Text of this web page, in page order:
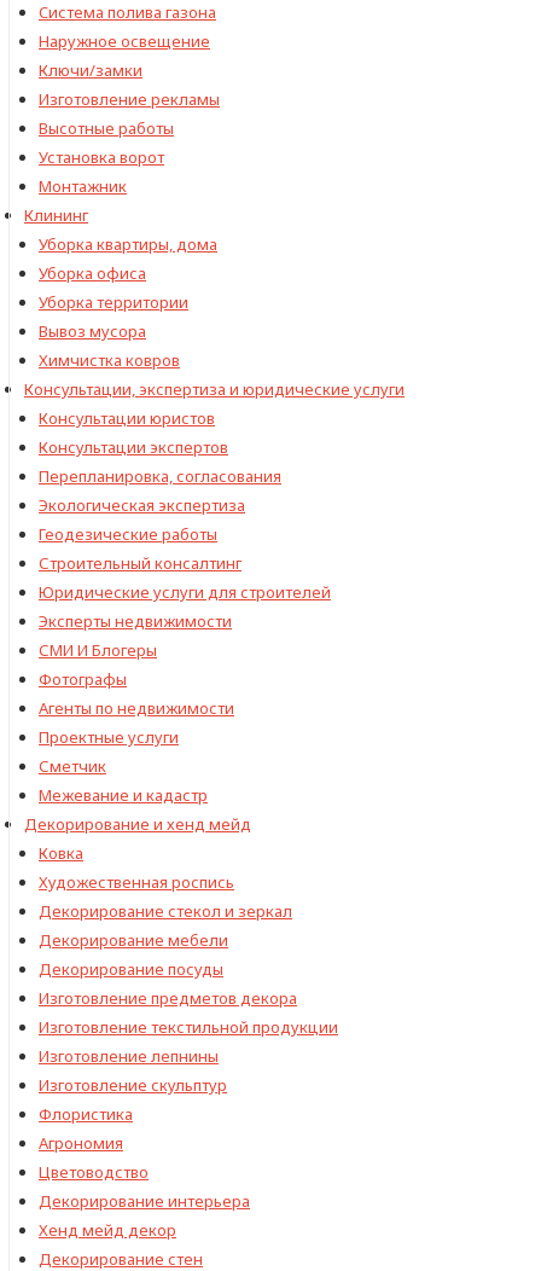
Cистема полива газона
Наружное освещение
Ключи/замки
Изготовление рекламы
Высотные работы
Установка ворот
Монтажник
Клининг
Уборка квартиры, дома
Уборка офиса
Уборка территории
Вывоз мусора
Химчистка ковров
Консультации, экспертиза и юридические услуги
Консультации юристов
Консультации экспертов
Перепланировка, согласования
Экологическая экспертиза
Геодезические работы
Строительный консалтинг
Юридические услуги для строителей
Эксперты недвижимости
СМИ И Блогеры
Фотографы
Агенты по недвижимости
Проектные услуги
Сметчик
Межевание и кадастр
Декорирование и хенд мейд
Ковка
Художественная роспись
Декорирование стекол и зеркал
Декорирование мебели
Декорирование посуды
Изготовление предметов декора
Изготовление текстильной продукции
Изготовление лепнины
Изготовление скульптур
Флористика
Агрономия
Цветоводство
Декорирование интерьера
Хенд мейд декор
Декорирование стен